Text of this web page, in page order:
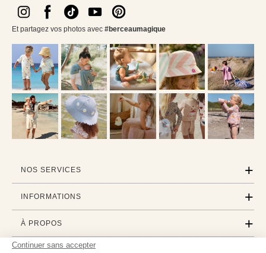
Continuer sans accepter
Et partagez vos photos avec #berceaumagique
NOS SERVICES
INFORMATIONS
À PROPOS
PROFESSIONNELS